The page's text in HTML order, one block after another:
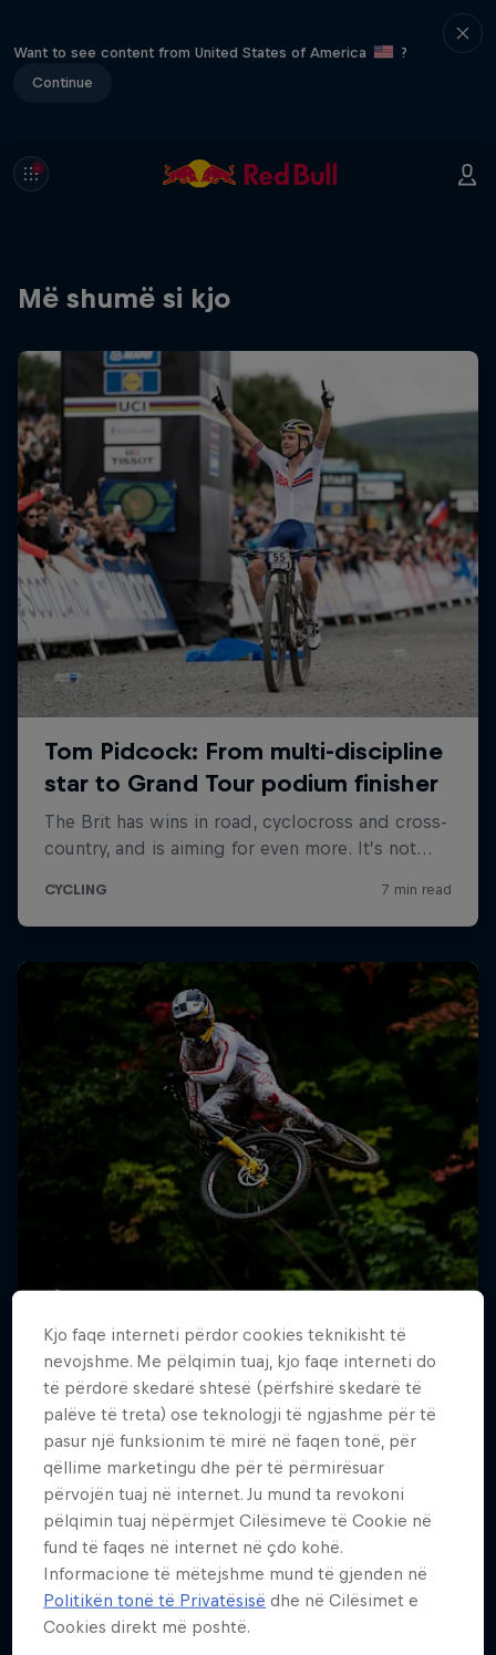
Want to see content from United States of America
?
Continue
Më shumë si kjo
Kjo faqe interneti përdor cookies teknikisht të
nevojshme. Me pëlqimin tuaj, kjo faqe interneti do
të përdorë skedarë shtesë (përfshirë skedarë të
palëve të treta) ose teknologji të ngjashme për të
pasur një funksionim të mirë në faqen tonë, për
qëllime marketingu dhe për të përmirësuar
përvojën tuaj në internet. Ju mund ta revokoni
pëlqimin tuaj nëpërmjet Cilësimeve të Cookie në
fund të faqes në internet në çdo kohë.
Informacione të mëtejshme mund të gjenden në
Politikën tonë të Privatësisë dhe në Cilësimet e
Cookies direkt më poshtë.